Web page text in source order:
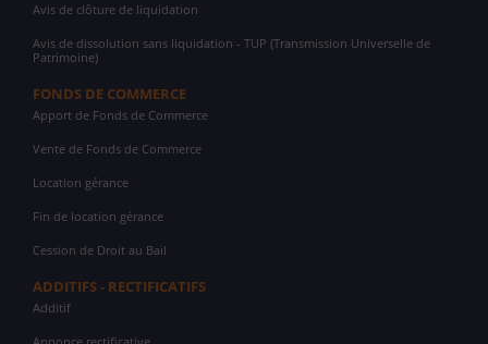
Avis de clôture de liquidation
Avis de dissolution sans liquidation - TUP (Transmission Universelle de
Patrimoine)
FONDS DE COMMERCE
Apport de Fonds de Commerce
Vente de Fonds de Commerce
Location gérance
Fin de location gérance
Cession de Droit au Bail
ADDITIFS - RECTIFICATIFS
Additif